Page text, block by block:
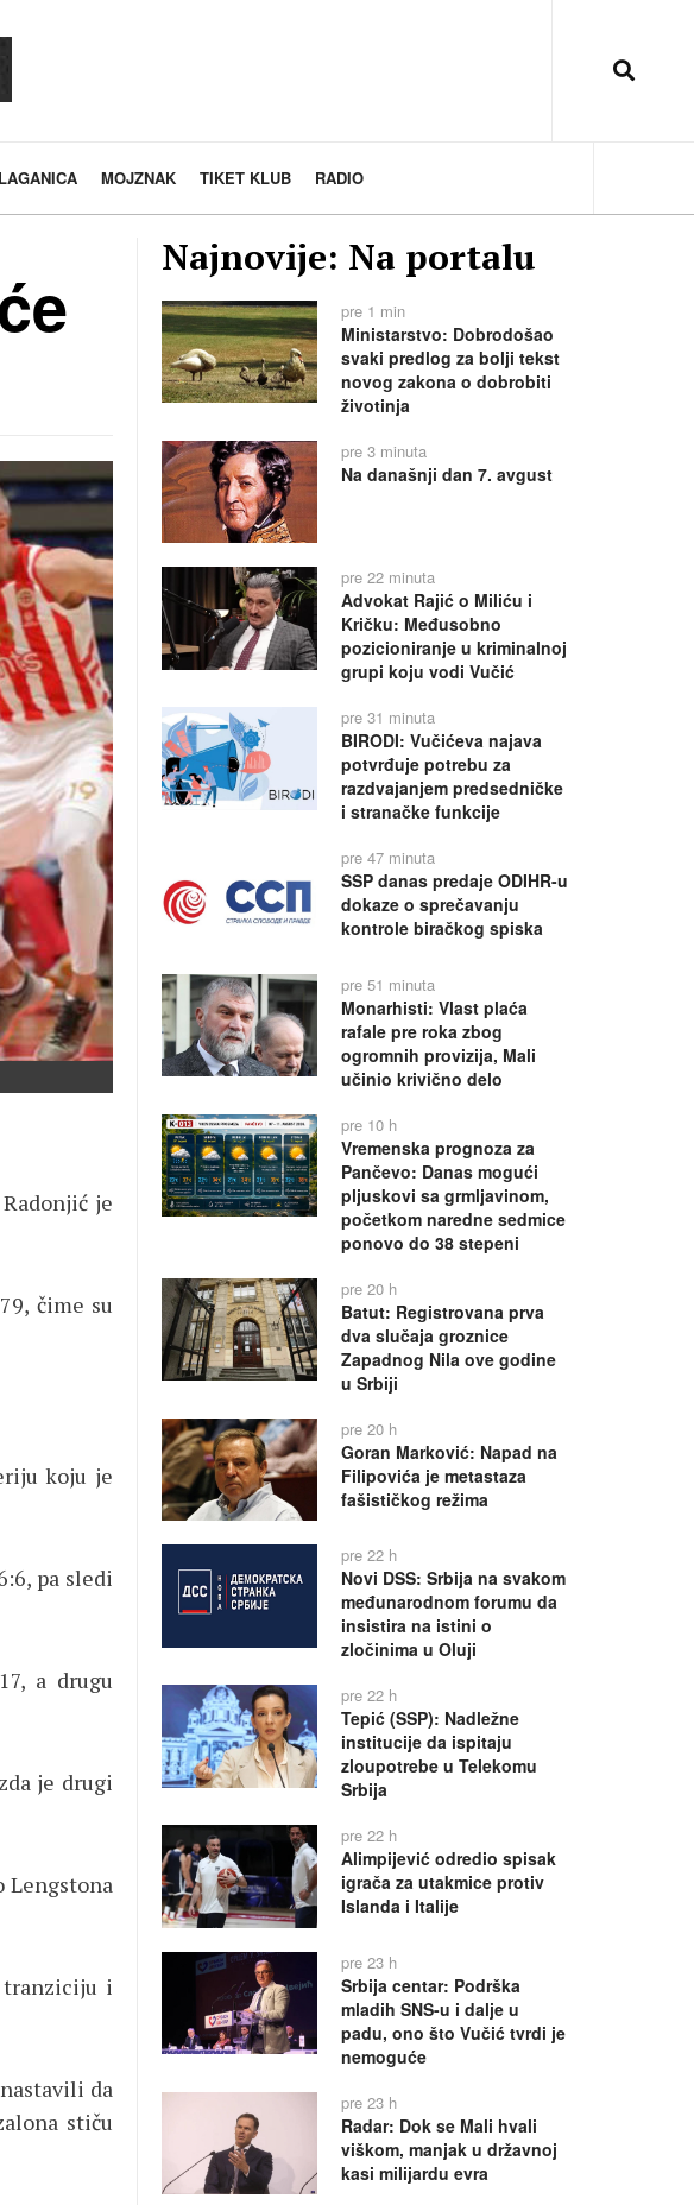
LAGANICA MOJZNAK TIKET KLUB RADIO
je
čime su
koju je
pa sledi
a drugu
je drugi
Lengstona
tranziciju i
da
stiču
Najnovije: Na portalu
pre 1 min
Ministarstvo: Dobrodošao
svaki predlog za bolji tekst
novog zakona o dobrobiti
životinja
pre 3 minuta
Na današnji dan 7. avgust
pre 22 minuta
Advokat Rajić o Miliću i
Kričku: Međusobno
pozicioniranje u kriminalnoj
grupi koju vodi Vučić
pre 31 minuta
BIRODI: Vučićeva najava
potvrđuje potrebu za
razdvajanjem predsedničke
i stranačke funkcije
pre 47 minuta
SSP danas predaje ODIHR-u
dokaze o sprečavanju
kontrole biračkog spiska
pre 51 minuta
Monarhisti: Vlast plaća
rafale pre roka zbog
ogromnih provizija, Mali
učinio krivično delo
pre 10 h
Vremenska prognoza za
Pančevo: Danas mogući
pljuskovi sa grmljavinom,
početkom naredne sedmice
ponovo do 38 stepeni
pre 20 h
Batut: Registrovana prva
dva slučaja groznice
Zapadnog Nila ove godine
u Srbiji
pre 20 h
Goran Marković: Napad na
Filipovića je metastaza
fašističkog režima
pre 22 h
Novi DSS: Srbija na svakom
međunarodnom forumu da
insistira na istini o
zločinima u Oluji
pre 22 h
Tepić (SSP): Nadležne
institucije da ispitaju
zloupotrebe u Telekomu
Srbija
pre 22 h
Alimpijević odredio spisak
igrača za utakmice protiv
Islanda i Italije
pre 23 h
Srbija centar: Podrška
mladih SNS-u i dalje u
padu, ono što Vučić tvrdi je
nemoguće
pre 23 h
Radar: Dok se Mali hvali
viškom, manjak u državnoj
kasi milijardu evra